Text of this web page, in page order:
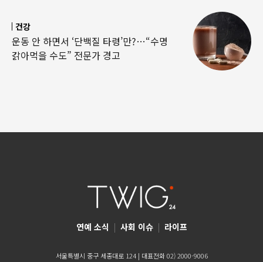
건강
운동 안 하면서 ‘단백질 타령’만?…“수명
갉아먹을 수도” 전문가 경고
연예 소식 | 사회 이슈 | 라이프
서울특별시 중구 세종대로 124 | 대표전화 02) 2000-9006